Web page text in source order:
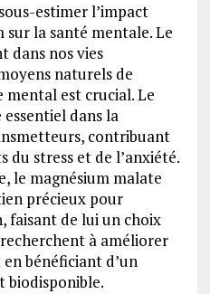
estimer l’impact
la santé mentale. Le
dans nos vies
naturels de
est crucial. Le
dans la
contribuant
du stress et de l’anxiété.
le magnésium malate
précieux pour
faisant de lui un choix
à améliorer
bénéficiant d’un
biodisponible.